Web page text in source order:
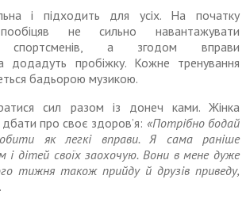
і підходить для усіх. На початку
пообіцяв не сильно навантажувати
спортсменів, а згодом вправи
додадуть пробіжку. Кожне тренування
бадьорою музикою.
сил разом із донеч ками. Жінка
про своє здоров’я: «Потрібно бодай
як легкі вправи. Я сама раніше
і дітей своїх заохочую. Вони в мене дуже
тижня також прийду й друзів приведу,
.